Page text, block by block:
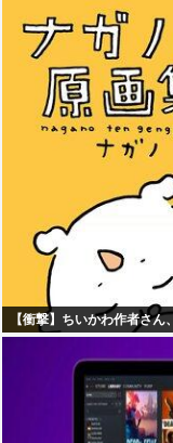
【衝撃】ちいかわ作者さ